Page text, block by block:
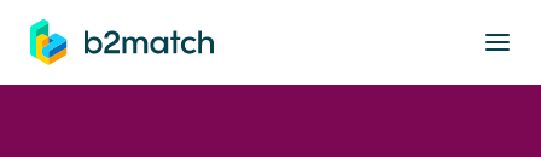
springen